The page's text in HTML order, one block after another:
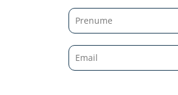
Colectia Betterly
Pe urmele dinozaurilor
Camera copilului